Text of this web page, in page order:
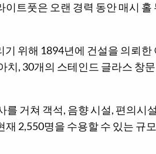
트풋은 오랜 경력 동안 매시 홀
위해 1894년에 건설을 의뢰한
치, 30개의 스테인드 글라스 창
를 거쳐 객석, 음향 시설, 편의시
2,550명을 수용할 수 있는 규